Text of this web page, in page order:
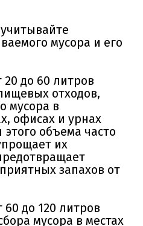
мусора и его
до 60 литров
отходов,
мусора в
офисах и урнах
объема часто
их
запахов от
до 120 литров
мусора в местах